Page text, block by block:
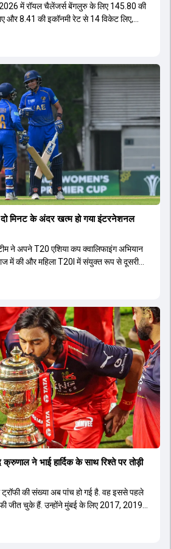
में रॉयल चैलेंजर्स बेंगलुरु के लिए 145.80 की
और 8.41 की इकॉनमी रेट से 14 विकेट लिए,
दूसरा IPL टाइटल जीता.
दो मिनट के अंदर खत्म हो गया इंटरनेशनल
ने अपने T20 एशिया कप क्वालिफाइंग अभियान
में की और महिला T20I में संयुक्त रूप से दूसरी
ने भाई हार्द‍िक के साथ र‍िश्ते पर तोड़ी
की संख्या अब पांच हो गई है. वह इससे पहले
जीत चुके हैं. उन्होंने मुंबई के लिए 2017, 2019